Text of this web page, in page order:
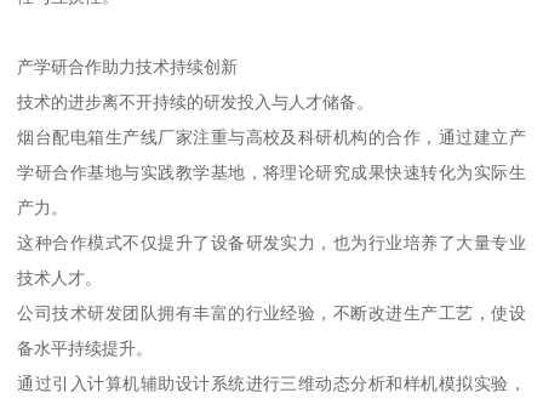
产学研合作助力技术持续创新
技术的进步离不开持续的研发投入与人才储备。
烟台配电箱生产线厂家注重与高校及科研机构的合作，通过建立产
学研合作基地与实践教学基地，将理论研究成果快速转化为实际生
产力。
这种合作模式不仅提升了设备研发实力，也为行业培养了大量专业
技术人才。
公司技术研发团队拥有丰富的行业经验，不断改进生产工艺，使设
备水平持续提升。
通过引入计算机辅助设计系统进行三维动态分析和样机模拟实验，